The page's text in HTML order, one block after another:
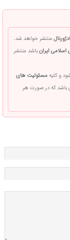
منتشر خواهد شد.
ایرانباشد منتشر
و کلیهمسئولیت های
که در صورت هر